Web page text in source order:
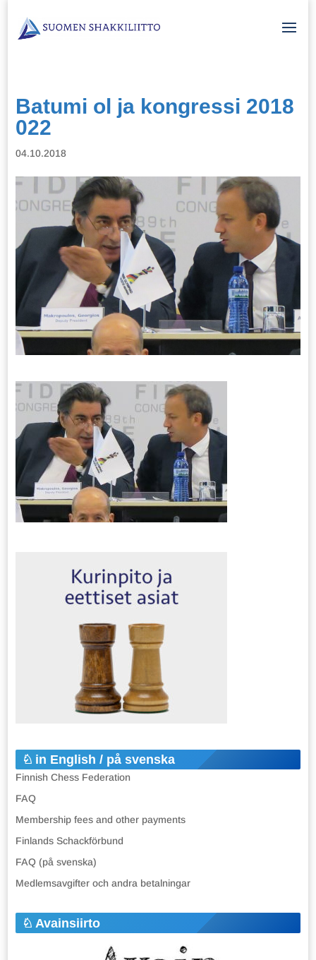
Batumi ol ja kongressi 2018
022
04.10.2018
in English / på svenska
Finnish Chess Federation
FAQ
Membership fees and other payments
Finlands Schackförbund
FAQ (på svenska)
Medlemsavgifter och andra betalningar
Avainsiirto